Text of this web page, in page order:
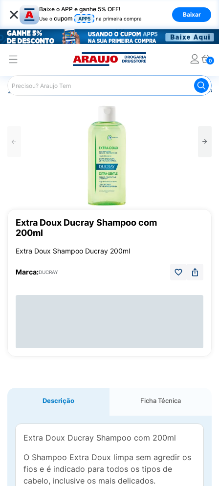
× Baixe o APP e ganhe 5% OFF!
Use o cupom APP5 na primeira compra
Baixar
0
Araujo Dermocosméticos Dermocosméticos para os
Extra Doux Ducray Shampoo com
200ml
Extra Doux Shampoo Ducray 200ml
Marca:DUCRAY
Descrição Ficha Técnica
Extra Doux Ducray Shampoo com 200ml
O Shampoo Extra Doux limpa sem agredir os
fios e é indicado para todos os tipos de
cabelo, inclusive os mais delicados.